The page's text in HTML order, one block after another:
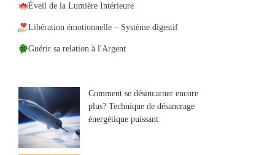
Éveil de la Lumière Intérieure
Libération émotionnelle – Système digestif
Guérir sa relation à l'Argent
Comment se désincarner encore
plus? Technique de désancrage
énergétique puissant